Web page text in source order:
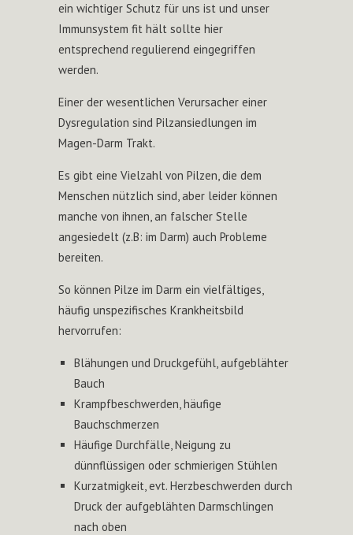
ein wichtiger Schutz für uns ist und unser
Immunsystem fit hält sollte hier
entsprechend regulierend eingegriffen
werden.
Einer der wesentlichen Verursacher einer
Dysregulation sind Pilzansiedlungen im
Magen-Darm Trakt.
Es gibt eine Vielzahl von Pilzen, die dem
Menschen nützlich sind, aber leider können
manche von ihnen, an falscher Stelle
angesiedelt (z.B: im Darm) auch Probleme
bereiten.
So können Pilze im Darm ein vielfältiges,
häufig unspezifisches Krankheitsbild
hervorrufen:
Blähungen und Druckgefühl, aufgeblähter
Bauch
Krampfbeschwerden, häufige
Bauchschmerzen
Häufige Durchfälle, Neigung zu
dünnflüssigen oder schmierigen Stühlen
Kurzatmigkeit, evt. Herzbeschwerden durch
Druck der aufgeblähten Darmschlingen
nach oben